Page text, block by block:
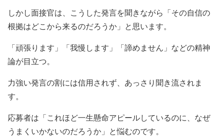
しかし面接官は、こうした発言を聞きながら「その自信の
根拠はどこから来るのだろうか」と思います。
「頑張ります」「我慢します」「諦めません」などの精神
論が目立つ。
力強い発言の割には信用されず、あっさり聞き流されま
す。
応募者は「これほど一生懸命アピールしているのに、なぜ
うまくいかないのだろうか」と悩むのです。